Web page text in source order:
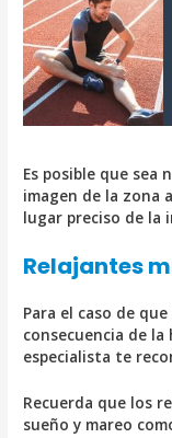
Es posible que sea
imagen de la zona
lugar preciso de la
Relajantes
Para el caso de
consecuencia de la
especialista te
Recuerda que los
sueño y mareo